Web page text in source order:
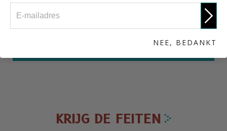
Achter de façade
KRIJG DE FEITEN
NEE, BEDANKT